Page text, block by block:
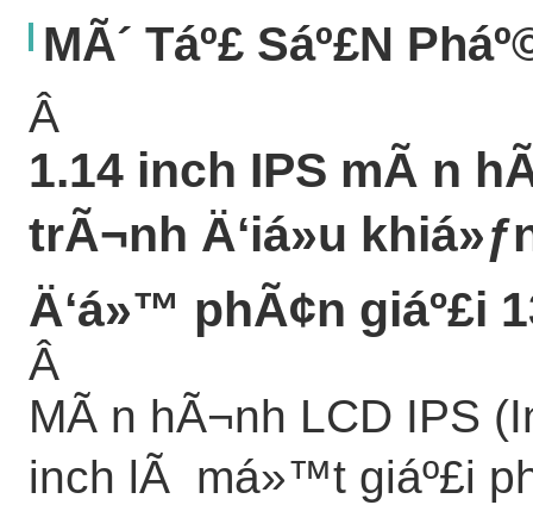
MÃ´ Táº£ Sáº£n
Â
1.14 inch IPS mÃ n
trÃ¬nh Ä‘iá»u
Ä‘á»™ phÃ¢n giáº£i
Â
MÃ n hÃ¬nh LCD IPS
inch lÃ má»™t giáº£i